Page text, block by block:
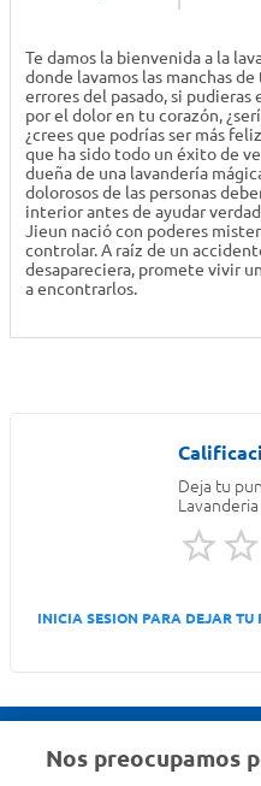
Te damos la bienvenida a la
donde lavamos las manchas
errores del pasado, si pudieras
por el dolor en tu corazón,
¿crees que podrías ser más
que ha sido todo un éxito de
dueña de una lavandería
dolorosos de las personas
interior antes de ayudar
Jieun nació con poderes
controlar. A raíz de un
desapareciera, promete vivir
a encontrarlos.
Deja tu
INICIA SESION PARA DEJAR TU
Nos preocupamos